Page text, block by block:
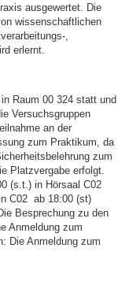
ausgewertet. Die
wissenschaftlichen
,
erlernt.
Raum 00 324 statt und
Versuchsgruppen
an der
zum Praktikum, da
zum
Platzvergabe erfolgt.
(s.t.) in Hörsaal C02
C02 ab 18:00 (st)
Besprechung zu den
Anmeldung zum
Die Anmeldung zum